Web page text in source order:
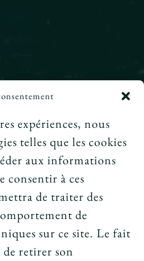
expériences, nous
telles que les cookies
aux informations
consentir à ces
de traiter des
de
sur ce site. Le fait
retirer son
une rencontre
tarot fonctionne ?